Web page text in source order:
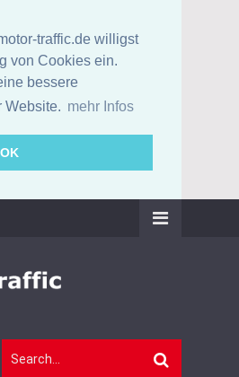
traffic.de willigst
von Cookies ein.
bessere
Website. mehr Infos
OK